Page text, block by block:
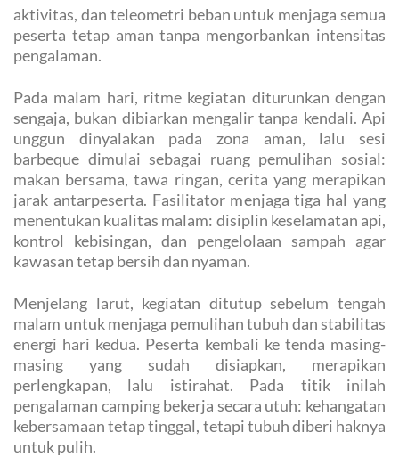
aktivitas, dan teleometri beban untuk menjaga semua
peserta tetap aman tanpa mengorbankan intensitas
pengalaman.
Pada malam hari, ritme kegiatan diturunkan dengan
sengaja, bukan dibiarkan mengalir tanpa kendali. Api
unggun dinyalakan pada zona aman, lalu sesi
barbeque dimulai sebagai ruang pemulihan sosial:
makan bersama, tawa ringan, cerita yang merapikan
jarak antarpeserta. Fasilitator menjaga tiga hal yang
menentukan kualitas malam: disiplin keselamatan api,
kontrol kebisingan, dan pengelolaan sampah agar
kawasan tetap bersih dan nyaman.
Menjelang larut, kegiatan ditutup sebelum tengah
malam untuk menjaga pemulihan tubuh dan stabilitas
energi hari kedua. Peserta kembali ke tenda masing-
masing yang sudah disiapkan, merapikan
perlengkapan, lalu istirahat. Pada titik inilah
pengalaman camping bekerja secara utuh: kehangatan
kebersamaan tetap tinggal, tetapi tubuh diberi haknya
untuk pulih.